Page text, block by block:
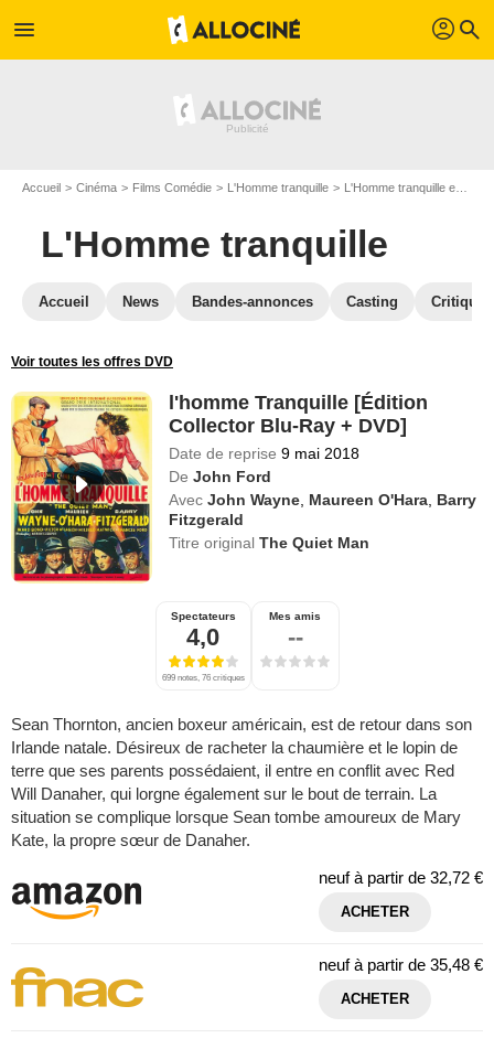
menu profil search
Accueil Cinéma Films Comédie L'Homme tranquille L'Homme tranquille en Blu Ray
L'Homme tranquille
Accueil News Bandes-annonces Casting
Voir toutes les offres DVD
l'homme Tranquille [Édition
Collector Blu-Ray + DVD]
Date de reprise 9 mai 2018
De John Ford
Avec John Wayne Maureen O'Hara Barry
Fitzgerald
Titre originalThe Quiet Man
Spectateurs
4,0
699 notes, 76 critiques
Mes amis
--
Sean Thornton, ancien boxeur américain, est de retour dans son
Irlande natale. Désireux de racheter la chaumière et le lopin de
terre que ses parents possédaient, il entre en conflit avec Red
Will Danaher, qui lorgne également sur le bout de terrain. La
situation se complique lorsque Sean tombe amoureux de Mary
Kate, la propre sœur de Danaher.
neuf à partir de 32,72 €
ACHETER
neuf à partir de 35,48 €
ACHETER